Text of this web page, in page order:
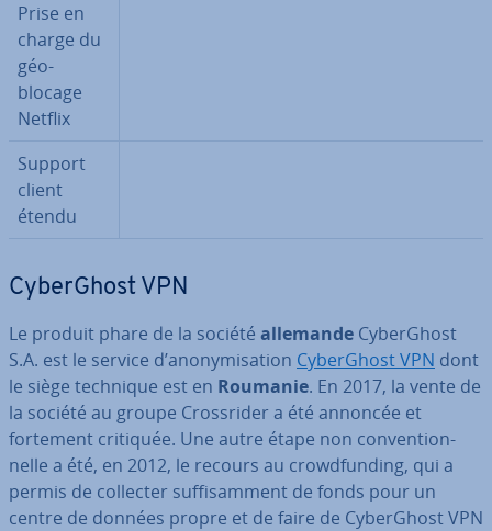
Prise en
charge du
géo-
blocage
Netflix
Support
client
étendu
Cy­ber­Ghost VPN
Le produit phare de la société allemande Cy­ber­Ghost
S.A. est le service d’ano­ny­mi­sa­tion Cy­ber­Ghost VPN dont
le siège technique est en Roumanie. En 2017, la vente de
la société au groupe Cross­ri­der a été annoncée et
fortement critiquée. Une autre étape non con­ven­tion­
nelle a été, en 2012, le recours au crowd­fun­ding, qui a
permis de collecter suf­fi­sam­ment de fonds pour un
centre de données propre et de faire de Cy­ber­Ghost VPN